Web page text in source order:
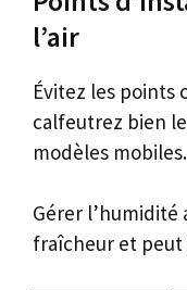
l’air
Évitez les points
calfeutrez bien
modèles mobiles.
Gérer l’humidité
fraîcheur et